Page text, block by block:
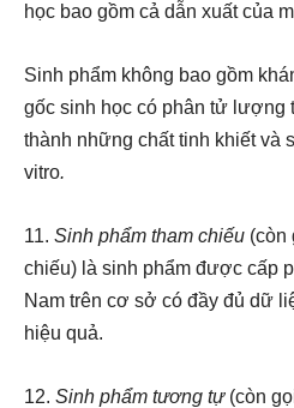
học bao gồm cả dẫn xuất của
Sinh phẩm không bao gồm
gốc sinh học có phân tử lượng
thành những chất tinh khiết và
vitro.
11. Sinh phẩm tham chiếu (còn
chiếu) là sinh phẩm được cấp
Nam trên cơ sở có đầy đủ dữ
hiệu quả.
12. Sinh phẩm tương tự (còn